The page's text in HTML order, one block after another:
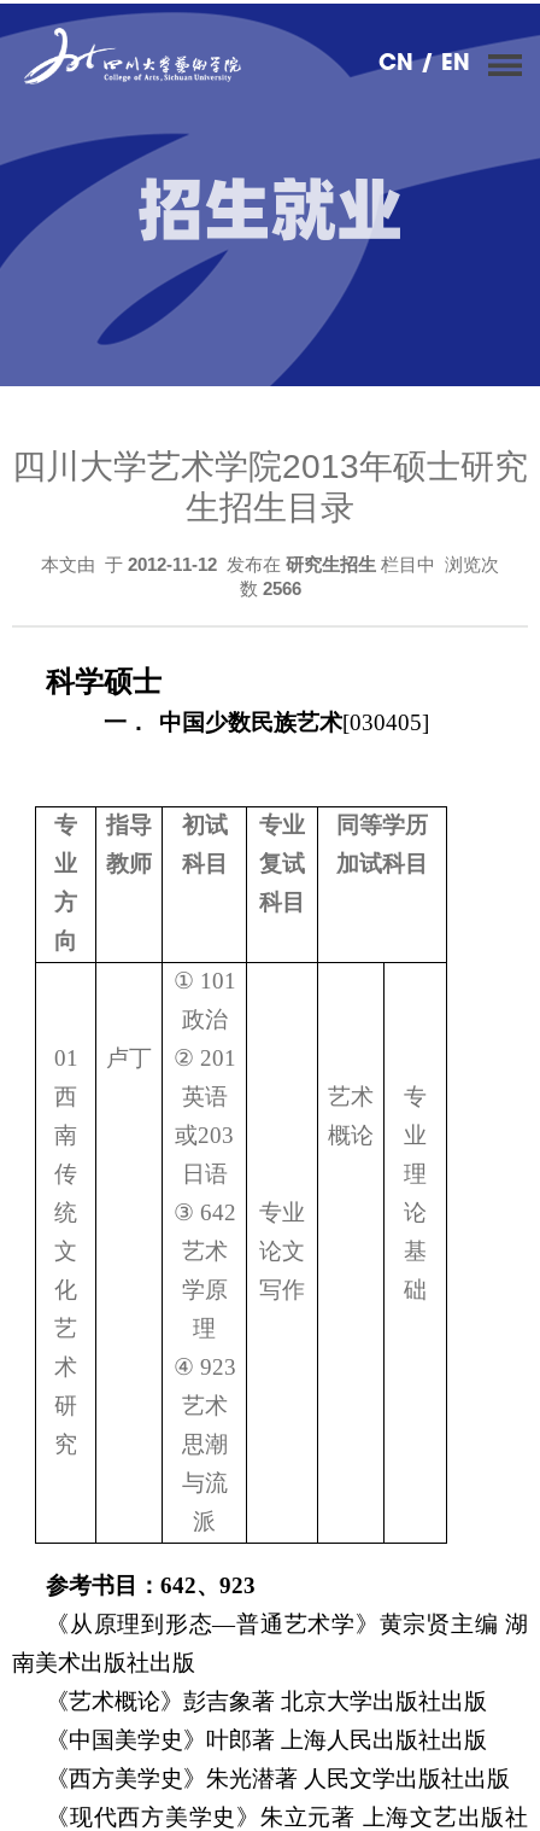
/ EN
CN
招生就业
四川大学艺术学院2013年硕士研究
生招生目录
本文由 于 2012-11-12 发布在 研究生招生 栏目中 浏览次
数 2566
科学硕士
一． 中国少数民族艺术[030405]
专
业
方
向
指导
教师
初试
科目
专业
复试
科目
同等学历
加试科目
01
西
南
传
统
文
化
艺
术
研
究
卢丁
① 101
政治
② 201
英语
或203
日语
③ 642
艺术
学原
理
④ 923
艺术
思潮
与流
派
专业
论文
写作
艺术
概论
专
业
理
论
基
础
参考书目： 642、 923
《从原理到形态—普通艺术学》黄宗贤主编 湖
南美术出版社出版
《艺术概论》彭吉象著 北京大学出版社出版
《中国美学史》叶郎著
上海人民出版社出版
《西方美学史》朱光潜著 人民文学出版社出版
《现代西方美学史》朱立元著
上海文艺出版社